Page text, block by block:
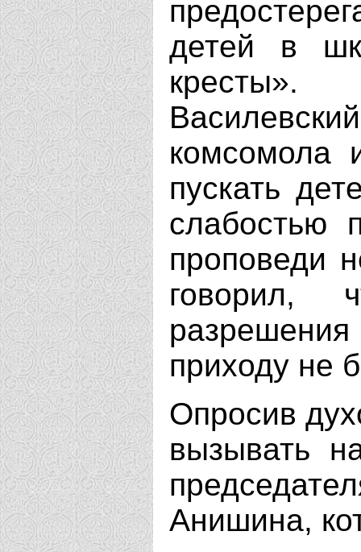
детей в
комсомола
пускать
слабостью
проповеди
говорил,
приходу не
Опросив
вызывать
Анишина,